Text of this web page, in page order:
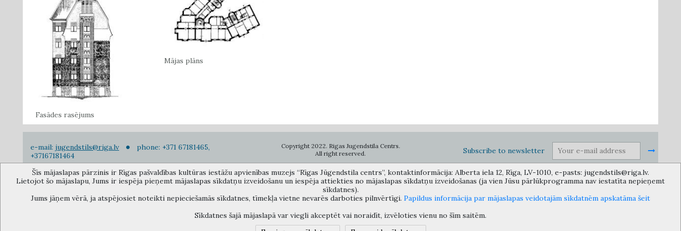
Fasādes rasējums
Mājas plāns
e-mail: jugendstils@riga.lv
phone: +371 67181465,
+37167181464
Copyright 2022. Rigas Jugendstila Centrs.
All right reserved.
Subscribe to newsletter
The Anti-Bureaucracy Centre of the Riga City Council (phone: 67026859, 67012031, e-mail: bac@riga.lv) performs functions of a contact point in the Municipality of Riga, providing necessary protection and
confidentiality to a person who informs about possible conflicts of interest or other corrupt deals of officials in the Department or its subordinate bodies.
Šīs mājaslapas pārzinis ir Rīgas pašvaldības kultūras iestāžu apvienības muzejs “Rīgas Jūgendstila centrs”, kontaktinformācija: Alberta iela 12, Rīga, LV-1010, e-pasts: jugendstils@riga.lv.
Lietojot šo mājaslapu, Jums ir iespēja pieņemt mājaslapas sīkdatņu izveidošanu un iespēja attiekties no mājaslapas sīkdatņu izveidošanas (ja vien Jūsu pārlūkprogramma nav iestatīta nepieņemt
sīkdatnes).
Jums jāņem vērā, ja atspējosiet noteikti nepieciešamās sīkdatnes, tīmekļa vietne nevarēs darboties pilnvērtīgi. Papildus informācija par mājaslapas veidotajām sīkdatnēm apskatāma šeit
Sīkdatnes šajā mājaslapā var viegli akceptēt vai noraidīt, izvēloties vienu no šīm saitēm.